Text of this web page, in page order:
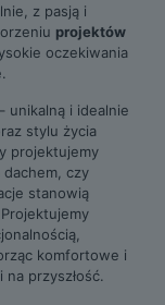
z pasją i
projektów
oczekiwania
unikalną i idealnie
stylu życia
projektujemy
dachem, czy
stanowią
komfortowe i
przyszłość.